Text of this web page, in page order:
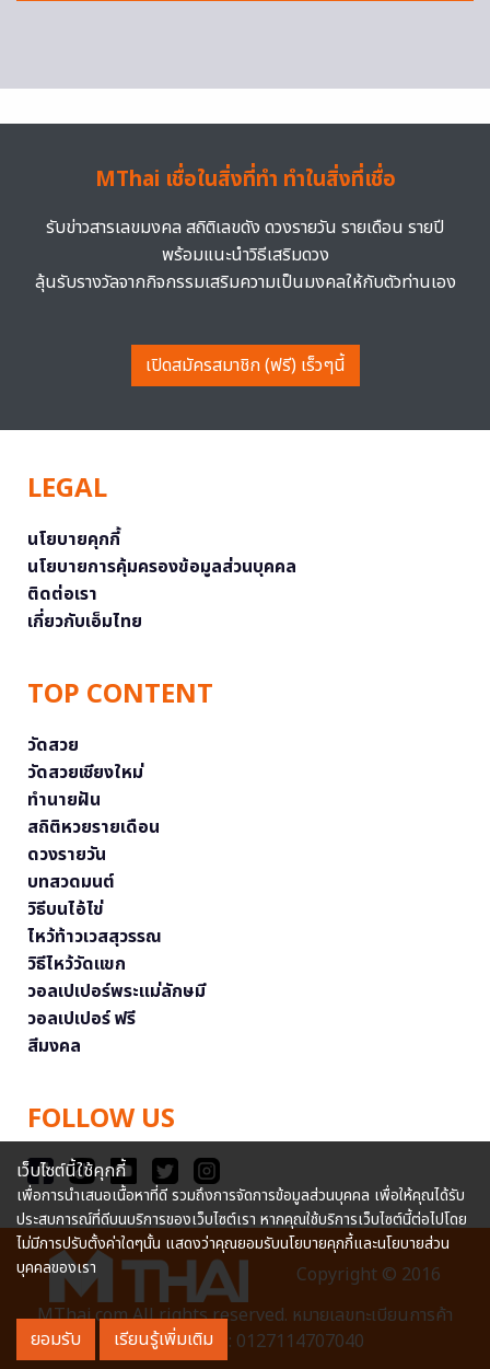
MThai เชื่อในสิ่งที่ทำ ทำในสิ่งที่เชื่อ
รับข่าวสารเลขมงคล สถิติเลขดัง ดวงรายวัน รายเดือน รายปี
พร้อมแนะนำวิธีเสริมดวง
ลุ้นรับรางวัลจากกิจกรรมเสริมความเป็นมงคลให้กับตัวท่านเอง
เปิดสมัครสมาชิก (ฟรี) เร็วๆนี้
LEGAL
นโยบายคุกกี้
นโยบายการคุ้มครองข้อมูลส่วนบุคคล
ติดต่อเรา
เกี่ยวกับเอ็มไทย
TOP CONTENT
วัดสวย
วัดสวยเชียงใหม่
ทำนายฝัน
สถิติหวยรายเดือน
ดวงรายวัน
บทสวดมนต์
วิธีบนไอ้ไข่
ไหว้ท้าวเวสสุวรรณ
วิธีไหว้วัดแขก
วอลเปเปอร์พระแม่ลักษมี
วอลเปเปอร์ ฟรี
สีมงคล
FOLLOW US
Copyright © 2016
MThai.com All rights reserved. หมายเลขทะเบียนการค้า
อิเล็กทรอนิกส์ : 0127114707040
เว็บไซต์นี้ใช้คุกกี้
เพื่อการนำเสนอเนื้อหาที่ดี รวมถึงการจัดการข้อมูลส่วนบุคคล เพื่อให้คุณได้รับ
ประสบการณ์ที่ดีบนบริการของเว็บไซต์เรา หากคุณใช้บริการเว็บไซต์นี้ต่อไปโดย
ไม่มีการปรับตั้งค่าใดๆนั้น แสดงว่าคุณยอมรับนโยบายคุกกี้และนโยบายส่วน
บุคคลของเรา
ยอมรับ เรียนรู้เพิ่มเติม